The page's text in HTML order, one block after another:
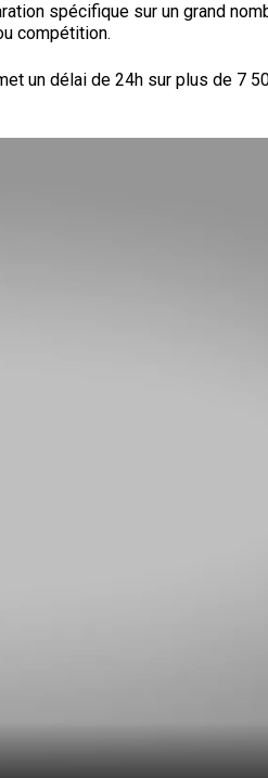
spécifique sur un grand
compétition.
un délai de 24h sur plus de 7